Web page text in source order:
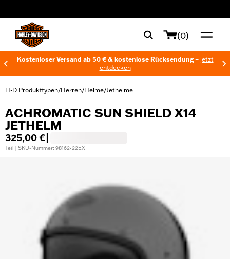
(0)
Kostenloser Versand ab 50 € & kostenlose Rücksendung – jetzt
entdecken
H-D Produkttypen/Herren/Helme/Jethelme
ACHROMATIC SUN SHIELD X14
JETHELM
325,00 €
Teil | SKU-Nummer: 98162-22EX